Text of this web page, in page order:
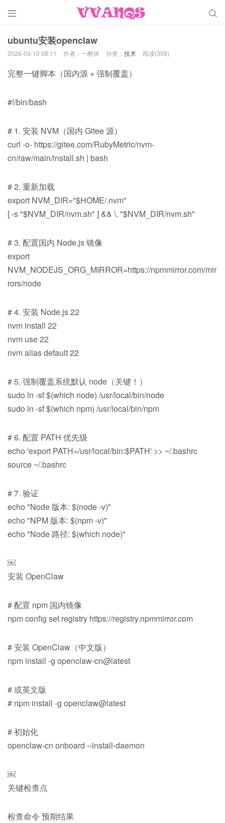
 
ubuntu安装openclaw
2026-03-10 08:11 作者：一醉休 分类： 技术 阅读(356)
完整一键脚本（国内源 + 强制覆盖）
#!/bin/bash
# 1. 安装 NVM（国内 Gitee 源）
curl -o- https://gitee.com/RubyMetric/nvm-
cn/raw/main/install.sh | bash
# 2. 重新加载
export NVM_DIR="$HOME/.nvm"
[ -s "$NVM_DIR/nvm.sh" ] && \. "$NVM_DIR/nvm.sh"
# 3. 配置国内 Node.js 镜像
export
NVM_NODEJS_ORG_MIRROR=https://npmmirror.com/mir
rors/node
# 4. 安装 Node.js 22
nvm install 22
nvm use 22
nvm alias default 22
# 5. 强制覆盖系统默认 node（关键！）
sudo ln -sf $(which node) /usr/local/bin/node
sudo ln -sf $(which npm) /usr/local/bin/npm
# 6. 配置 PATH 优先级
echo 'export PATH=/usr/local/bin:$PATH' >> ~/.bashrc
source ~/.bashrc
# 7. 验证
echo "Node 版本: $(node -v)"
echo "NPM 版本: $(npm -v)"
echo "Node 路径: $(which node)"
￼
安装 OpenClaw
# 配置 npm 国内镜像
npm config set registry https://registry.npmmirror.com
# 安装 OpenClaw（中文版）
npm install -g openclaw-cn@latest
# 或英文版
# npm install -g openclaw@latest
# 初始化
openclaw-cn onboard --install-daemon
￼
关键检查点
检查命令 预期结果